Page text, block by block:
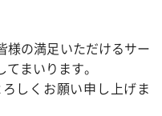
様の満足いただけるサー
まいります。
しくお願い申し上げま